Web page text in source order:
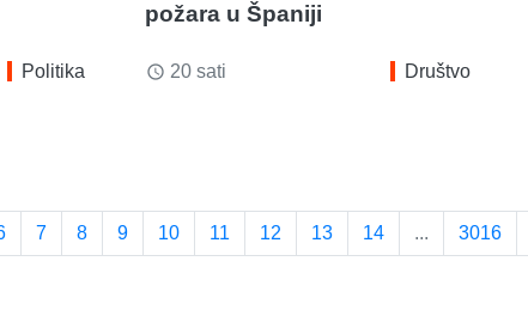
Politika
požara u Španiji
access_time 20 sati Društvo
7 8 9 10 11 12 13 14 ... 3016